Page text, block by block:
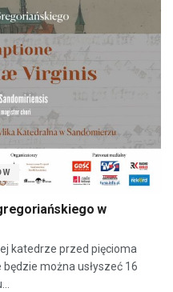
w
katedrze przed pięcioma
można usłyszeć 16